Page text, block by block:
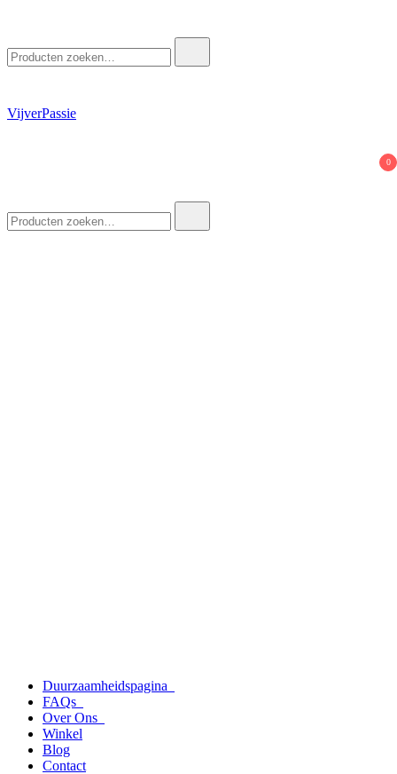
naar:
VijverPassie
0
naar:
Duurzaamheidspagina
FAQs
Over Ons
Winkel
Blog
Contact